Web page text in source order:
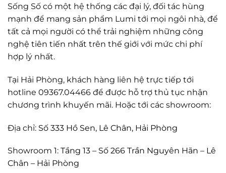
Sống Số có một hệ thống các đại lý, đối tác hùng
mạnh để mang sản phẩm Lumi tới mọi ngôi nhà, để
tất cả mọi người có thể trải nghiệm những công
nghệ tiên tiến nhất trên thế giới với mức chi phí
hợp lý nhất.
Tại Hải Phòng, khách hàng liên hệ trực tiếp tới
hotline 09367.04466 để được hỗ trợ thủ tục nhận
chương trình khuyến mãi. Hoặc tới các showroom:
Địa chỉ: Số 333 Hồ Sen, Lê Chân, Hải Phòng
Showroom 1: Tầng 13 – Số 266 Trần Nguyên Hãn – Lê
Chân – Hải Phòng